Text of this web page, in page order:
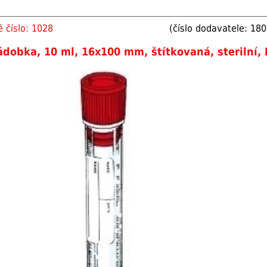
číslo: 1028 (číslo dodavatele:
10 ml, 16x100 mm, štítkovaná, sterilní,